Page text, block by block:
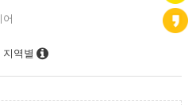
지역별